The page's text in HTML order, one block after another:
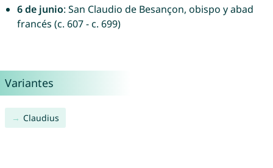
6 de junio: San Claudio de Besançon, obispo y abad
francés (c. 607 - c. 699)
Variantes
Claudius